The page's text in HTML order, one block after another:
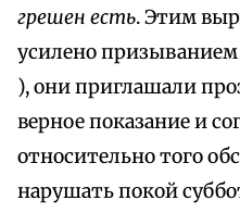
грешен есть. Этим
усилено
), они приглашали
верное показание и
относительно того
нарушать покой